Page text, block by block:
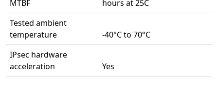
MTBF
hours at 25C
Tested ambient
temperature
-40°C to 70°C
IPsec hardware
acceleration
Yes